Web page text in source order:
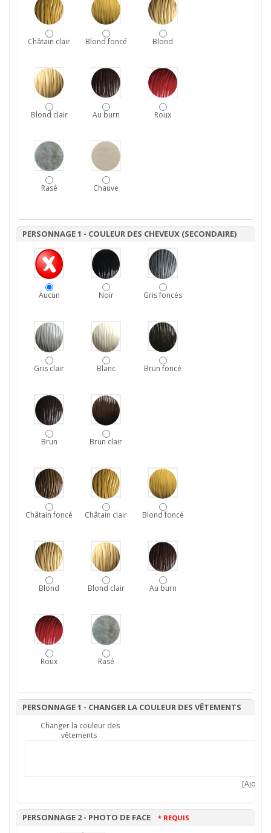
Châtain clair Blond foncé Blond
Blond clair Au burn Roux
Rasé Chauve
PERSONNAGE 1 - COULEUR DES CHEVEUX (SECONDAIRE)
Aucun Noir Gris foncés
Gris clair Blanc Brun foncé
Brun Brun clair
Châtain foncé Châtain clair Blond foncé
Blond Blond clair Au burn
Roux Rasé
PERSONNAGE 1 - CHANGER LA COULEUR DES VÊTEMENTS
Changer la couleur des
vêtements
PERSONNAGE 2 - PHOTO DE FACE * REQUIS